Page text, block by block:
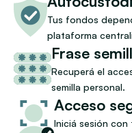
Tus fondos
plataforma
Frase
Recuperá el
semilla personal.
Acceso
Iniciá sesión con